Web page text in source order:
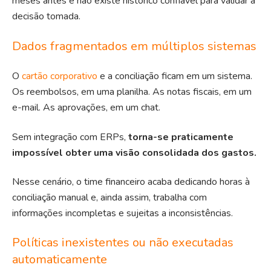
decisão tomada.
Dados fragmentados em múltiplos sistemas
O cartão corporativo e a conciliação ficam em um sistema.
Os reembolsos, em uma planilha. As notas fiscais, em um
e-mail. As aprovações, em um chat.
Sem integração com ERPs, torna-se praticamente
impossível obter uma visão consolidada dos gastos.
Nesse cenário, o time financeiro acaba dedicando horas à
conciliação manual e, ainda assim, trabalha com
informações incompletas e sujeitas a inconsistências.
Políticas inexistentes ou não executadas
automaticamente